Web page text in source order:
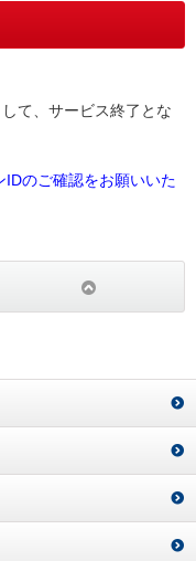
て、サービス終了とな
のご確認をお願いいた